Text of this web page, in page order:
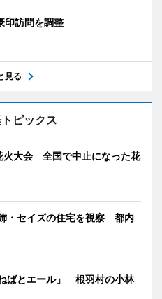
印訪問を調整
見る
ピックス
火大会 全国で中止になった花
・セイズの住宅を視察 都内
ばとエール」 根羽村の小林